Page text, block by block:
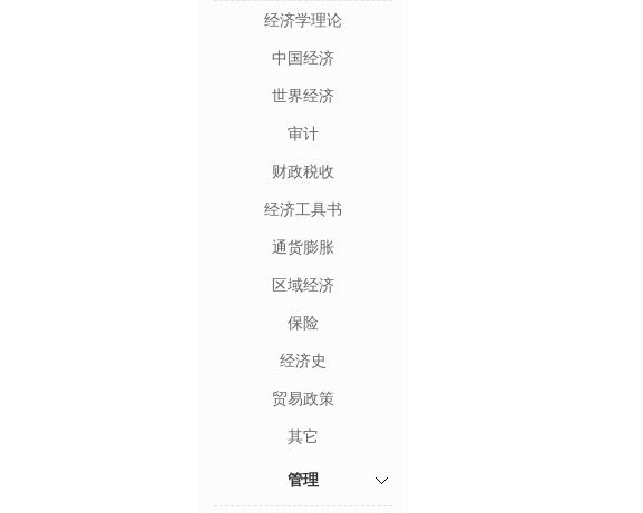
经济学理论
中国经济
世界经济
审计
财政税收
经济工具书
通货膨胀
区域经济
保险
经济史
贸易政策
其它
管理